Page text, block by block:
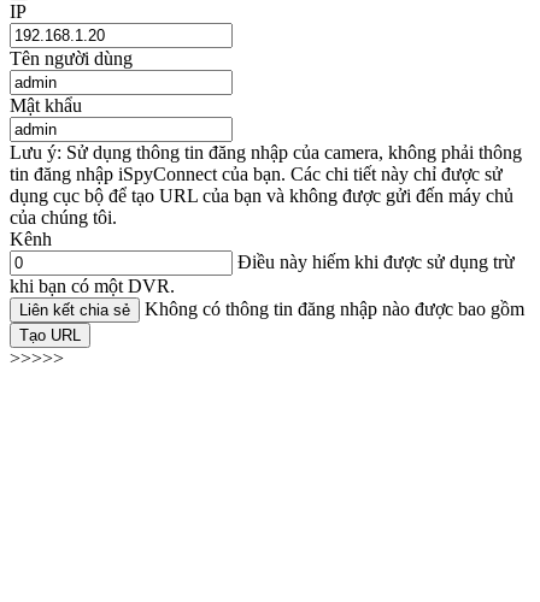
IP
Tên người dùng
Mật khẩu
Lưu ý: Sử dụng thông tin đăng nhập của camera, không phải thông
tin đăng nhập iSpyConnect của bạn. Các chi tiết này chỉ được sử
dụng cục bộ để tạo URL của bạn và không được gửi đến máy chủ
của chúng tôi.
Kênh
Điều này hiếm khi được sử dụng trừ
khi bạn có một DVR.
Liên kết chia sẻ Không có thông tin đăng nhập nào được bao gồm
Tạo URL
>>>>>